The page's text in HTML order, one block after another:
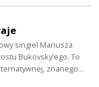
singiel Mariusza
Bukovsky’ego. To
znanego…